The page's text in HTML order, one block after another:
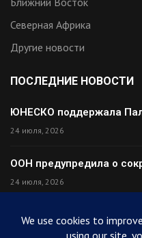
Северная Африка
Другие новости
ПОСЛЕДНИЕ НОВОСТИ
ЮНЕСКО поддержала
24 июля, 2026
ООН предупредила о
24 июля, 2026
Премьер Ирака прибыл в